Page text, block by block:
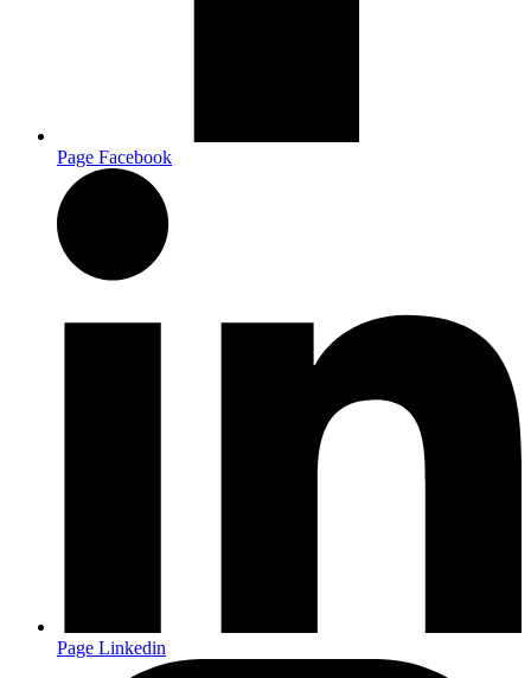
Page Facebook
Page Linkedin